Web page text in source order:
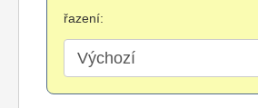
řazení: